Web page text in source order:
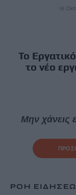
16
Το
το νέο
Μην χάνεις
ΡΟΗ